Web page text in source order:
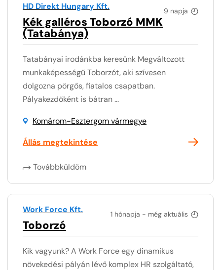
9 napja
HD Direkt Hungary Kft.
Kék galléros Toborzó MMK
(Tatabánya)
Tatabányai irodánkba keresünk Megváltozott
munkaképességű Toborzót, aki szívesen
dolgozna pörgős, fiatalos csapatban.
Pályakezdőként is bátran ...
Komárom-Esztergom vármegye
Állás megtekintése
Továbbküldöm
1 hónapja - még aktuális
Work Force Kft.
Toborzó
Kik vagyunk? A Work Force egy dinamikus
növekedési pályán lévő komplex HR szolgáltató,